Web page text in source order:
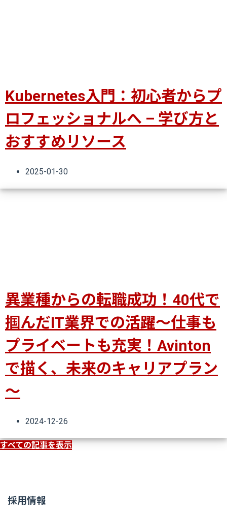
Kubernetes入門：初心者からプ
ロフェッショナルへ – 学び方と
おすすめリソース
2025-01-30
異業種からの転職成功！40代で
掴んだIT業界での活躍～仕事も
プライベートも充実！Avinton
で描く、未来のキャリアプラン
～
2024-12-26
すべての記事を表示
採用情報